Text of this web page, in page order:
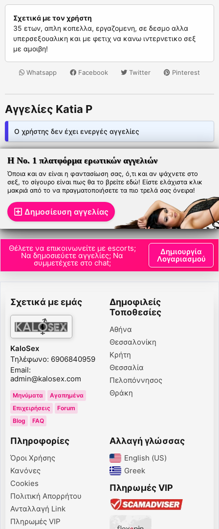
Σχετικά με τον χρήστη
35 ετων, απλη κοπελλα, εργαζομενη, σε δεσμο αλλα
υπερσεξουαλικη και με φετιχ να κανω ιντερνετικο σεξ
με αμοιβη!
Whatsapp Facebook Twitter Pinterest
Αγγελίες Katia P
Ο χρήστης δεν έχει ενεργές αγγελίες
Η Νο. 1 πλατφόρμα ερωτικών αγγελιών
Όποια και αν είναι η φαντασίωση σας, ό,τι και αν ψάχνετε στο
σεξ, το σίγουρο είναι πως θα το βρείτε εδώ! Είστε ελάχιστα κλικ
μακριά από το να πραγματοποιήσετε τα πιο τρελά σας όνειρα!
Δημοσίευση αγγελίας
Θέλετε να επικοινωνείτε με escorts;
Να δημοσιεύετε αγγελίες; Να
συμμετέχετε στο chat;
Δημιουργία
Λογαριασμού
Σχετικά με εμάς
KaloSex
Τηλέφωνο: 6906840959
Email:
admin@kalosex.com
Μηνύματα
Αγαπημένα
Επιχειρήσεις
Forum
Blog
FAQ
Δημοφιλείς
Τοποθεσίες
Αθήνα
Θεσσαλονίκη
Κρήτη
Θεσσαλία
Πελοπόννησος
Θράκη
Πληροφορίες
Όροι Χρήσης
Κανόνες
Cookies
Πολιτική Απορρήτου
Ανταλλαγή Link
Πληρωμές VIP
Αλλαγή γλώσσας
English (US)‎
Greek‎
Πληρωμές VIP